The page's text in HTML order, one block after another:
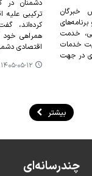
خبرگان
خدمت
خدمات
در جهت
دشمنان در
ترکیبی علیه
کرده‌اند،
همراهی خود
اقتصادی
۱۴۰۵-۰۵-۱۲ ۲۲:۰۱
بیشتر
چندرسانه‌ای